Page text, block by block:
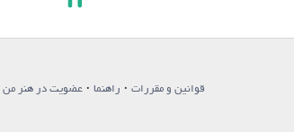
قوانین و مقررات · راهنما · عضویت در هنر من